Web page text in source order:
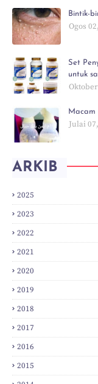
Bintik-
Ogos
Set
untuk
Macam
Julai
ARKIB
2025
2023
2022
2021
2020
2019
2018
2017
2016
2015